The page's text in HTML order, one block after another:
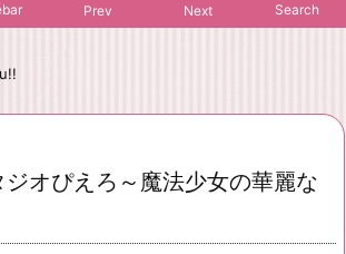
Prev Next Search
ジオぴえろ～魔法少女の華麗な